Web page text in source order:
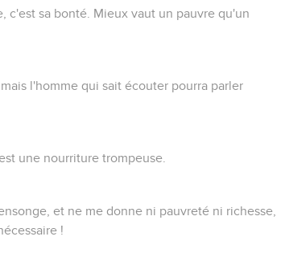
c'est sa bonté. Mieux vaut un pauvre qu'un
l'homme qui sait écouter pourra parler
une nourriture trompeuse.
et ne me donne ni pauvreté ni richesse,
!